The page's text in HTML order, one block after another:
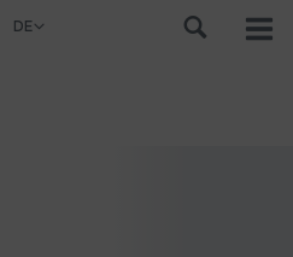
DE